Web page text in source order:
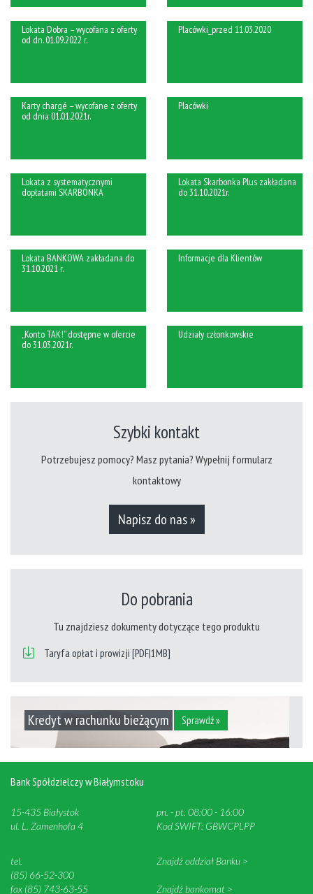
Lokata Dobra – wycofana z oferty
od dn. 01.09.2022 r.
Placówki_przed 11.03.2020
Karty chargé – wycofane z oferty
od dnia 01.01.2021r.
Placówki
Lokata z systematycznymi
dopłatami SKARBONKA
Lokata Skarbonka Plus zakładana
do 31.10.2021r.
Lokata BANKOWA zakładana do
31.10.2021 r.
Informacje dla Klientów
„Konto TAK!” dostępne w ofercie
do 31.03.2021r.
Udziały członkowskie
Szybki kontakt
Potrzebujesz pomocy? Masz pytania? Wypełnij formularz
kontaktowy
Napisz do nas »
Do pobrania
Tu znajdziesz dokumenty dotyczące tego produktu
Taryfa opłat i prowizji [PDF|1MB]
Kredyt w rachunku bieżącym Sprawdź »
Bank Spółdzielczy w Białymstoku
15-435 Białystok
ul. L. Zamenhofa 4
pn. - pt. 08:00 - 16:00
Kod SWIFT: GBWCPLPP
tel.
(85) 66-52-300
fax (85) 743-63-55
Znajdź oddział Banku >
Znajdź bankomat >